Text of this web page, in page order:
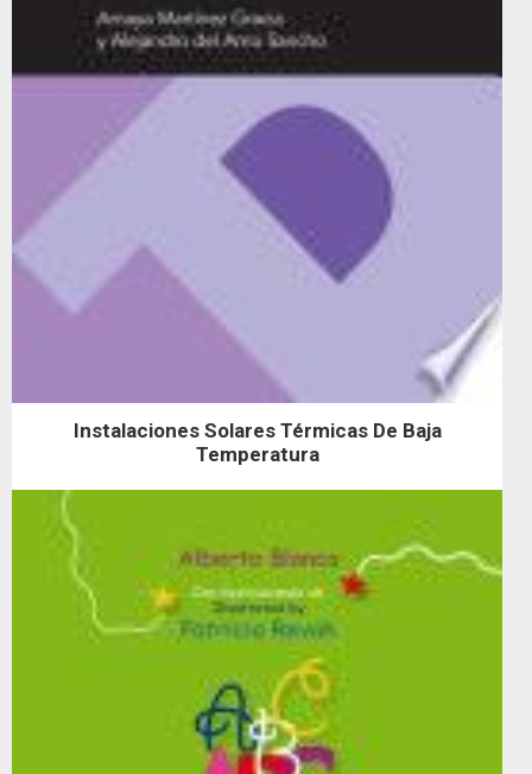
Instalaciones Solares Térmicas De Baja
Temperatura